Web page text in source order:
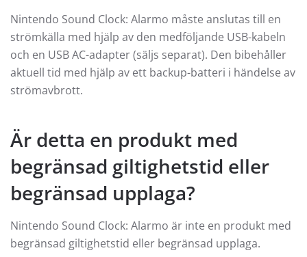
Nintendo Sound Clock: Alarmo måste anslutas till en
strömkälla med hjälp av den medföljande USB-kabeln
och en USB AC-adapter (säljs separat). Den bibehåller
aktuell tid med hjälp av ett backup-batteri i händelse av
strömavbrott.
Är detta en produkt med
begränsad giltighetstid eller
begränsad upplaga?
Nintendo Sound Clock: Alarmo är inte en produkt med
begränsad giltighetstid eller begränsad upplaga.